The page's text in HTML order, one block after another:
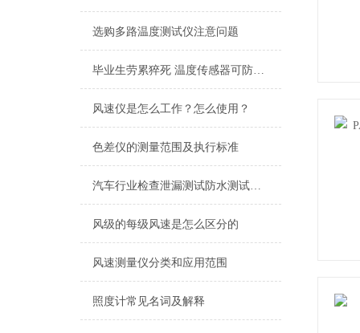
选购多路温度测试仪注意问题
毕业生劳累猝死 温度传感器可防高温作业
风速仪是怎么工作？怎么使用？
色差仪的测量范围及执行标准
汽车行业检查泄漏测试防水测试方案
风级的每级风速是怎么区分的
风速测量仪分类和应用范围
照度计常见名词及解释